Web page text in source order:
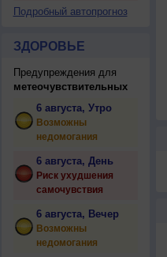
Подробный автопрогноз
ЗДОРОВЬЕ
Предупреждения для
метеочувствительных
6 августа, Утро
Возможны
недомогания
6 августа, День
Риск ухудшения
самочувствия
6 августа, Вечер
Возможны
недомогания